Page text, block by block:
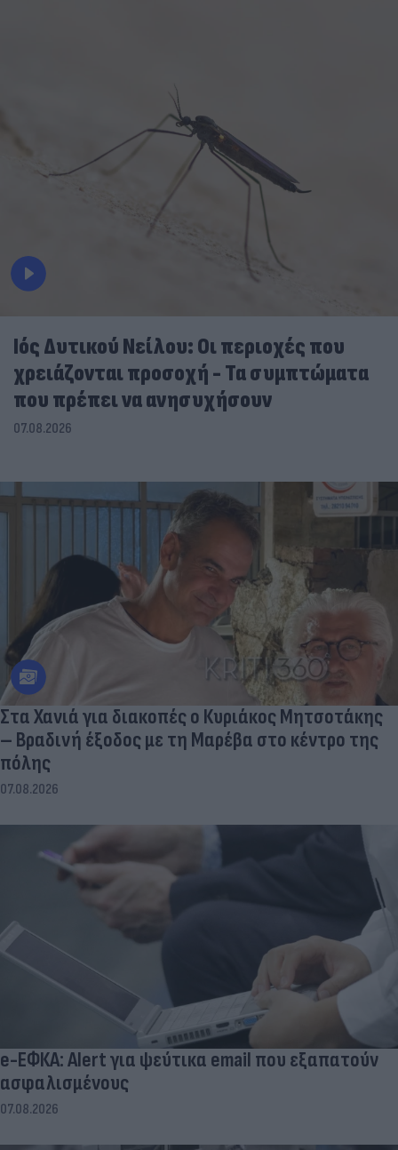
Ιός Δυτικού Νείλου: Οι περιοχές που
χρειάζονται προσοχή - Τα συμπτώματα
που πρέπει να ανησυχήσουν
07.08.2026
Στα Χανιά για διακοπές ο Κυριάκος Μητσοτάκης
– Βραδινή έξοδος με τη Μαρέβα στο κέντρο της
πόλης
07.08.2026
e-ΕΦΚΑ: Alert για ψεύτικα email που εξαπατούν
ασφαλισμένους
07.08.2026